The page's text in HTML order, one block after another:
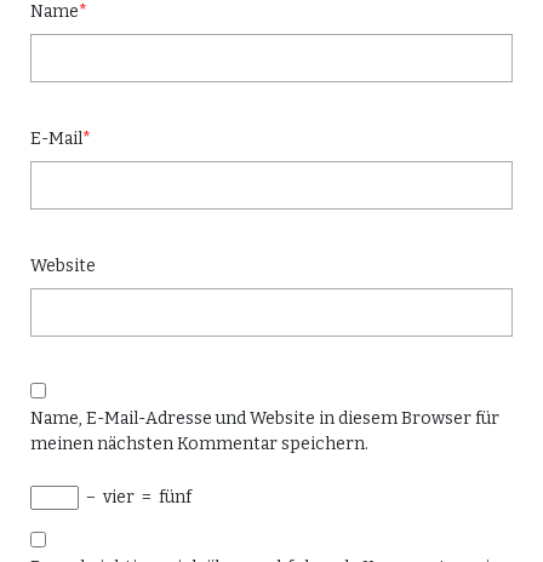
Name*
E-Mail*
Website
Name, E-Mail-Adresse und Website in diesem Browser für
meinen nächsten Kommentar speichern.
− vier = fünf